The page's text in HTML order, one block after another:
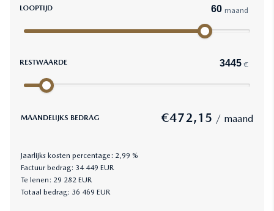
LOOPTIJD maand
RESTWAARDE €
MAANDELIJKS BEDRAG €472,15 / maand
Jaarlijks kosten percentage: 2,99 %
Factuur bedrag: 34 449 EUR
Te lenen: 29 282 EUR
Totaal bedrag: 36 469 EUR